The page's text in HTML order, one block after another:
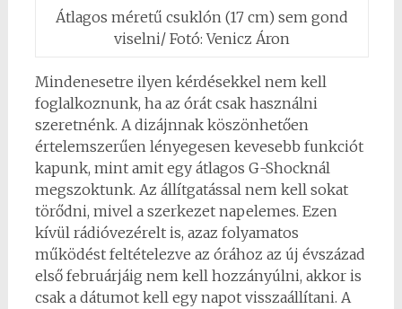
Átlagos méretű csuklón (17 cm) sem gond
viselni/ Fotó: Venicz Áron
Mindenesetre ilyen kérdésekkel nem kell
foglalkoznunk, ha az órát csak használni
szeretnénk. A dizájnnak köszönhetően
értelemszerűen lényegesen kevesebb funkciót
kapunk, mint amit egy átlagos G-Shocknál
megszoktunk. Az állítgatással nem kell sokat
törődni, mivel a szerkezet napelemes. Ezen
kívül rádióvezérelt is, azaz folyamatos
működést feltételezve az órához az új évszázad
első februárjáig nem kell hozzányúlni, akkor is
csak a dátumot kell egy napot visszaállítani. A